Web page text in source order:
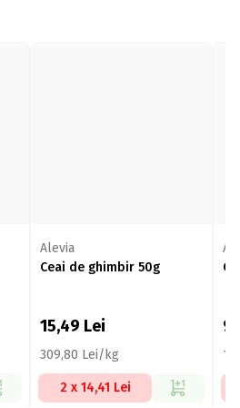
Alevia
Ceai de ghimbir 50g
15,49 Lei
309,80 Lei/kg
2 x 14,41 Lei